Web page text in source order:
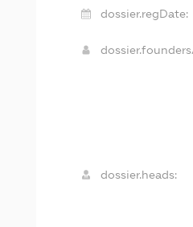
dossier.regDate:
dossier.heads: